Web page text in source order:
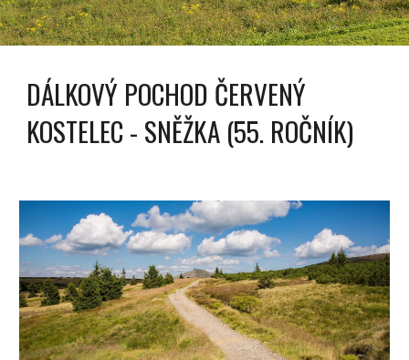
DÁLKOVÝ POCHOD ČERVENÝ
KOSTELEC - SNĚŽKA (55. ROČNÍK)